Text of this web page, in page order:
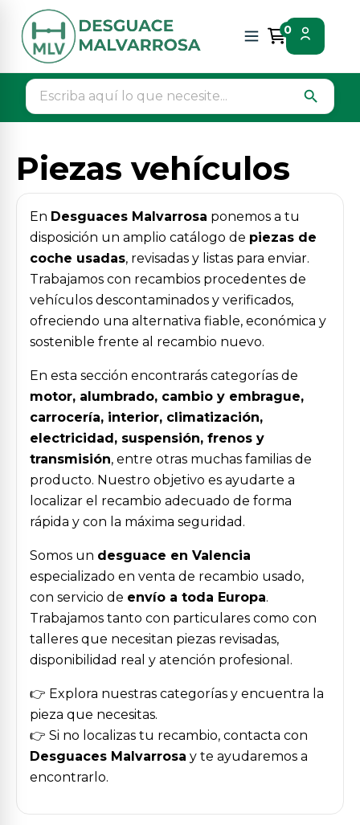
0
search
Inicio Piezas vehículos
Piezas vehículos
En Desguaces Malvarrosa ponemos a tu
disposición un amplio catálogo de piezas de
coche usadas, revisadas y listas para enviar.
Trabajamos con recambios procedentes de
vehículos descontaminados y verificados,
ofreciendo una alternativa fiable, económica y
sostenible frente al recambio nuevo.
En esta sección encontrarás categorías de
motor, alumbrado, cambio y embrague,
carrocería, interior, climatización,
electricidad, suspensión, frenos y
transmisión, entre otras muchas familias de
producto. Nuestro objetivo es ayudarte a
localizar el recambio adecuado de forma
rápida y con la máxima seguridad.
Somos un desguace en Valencia
especializado en venta de recambio usado,
con servicio de envío a toda Europa.
Trabajamos tanto con particulares como con
talleres que necesitan piezas revisadas,
disponibilidad real y atención profesional.
👉 Explora nuestras categorías y encuentra la
pieza que necesitas.
👉 Si no localizas tu recambio, contacta con
Desguaces Malvarrosa y te ayudaremos a
encontrarlo.